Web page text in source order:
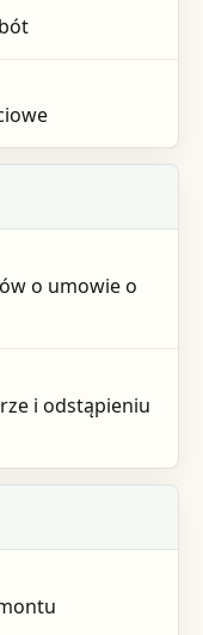
o umowie o
i odstąpieniu